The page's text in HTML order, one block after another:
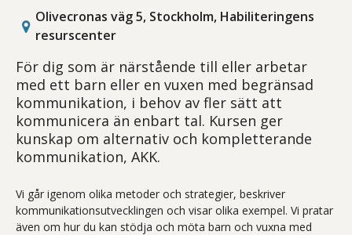
Olivecronas väg 5, Stockholm, Habiliteringens
resurscenter
För dig som är närstående till eller arbetar
med ett barn eller en vuxen med begränsad
kommunikation, i behov av fler sätt att
kommunicera än enbart tal. Kursen ger
kunskap om alternativ och kompletterande
kommunikation, AKK.
Vi går igenom olika metoder och strategier, beskriver
kommunikationsutvecklingen och visar olika exempel. Vi pratar
även om hur du kan stödja och möta barn och vuxna med